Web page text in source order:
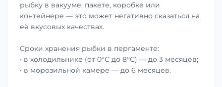
рыбку в вакууме, пакете, коробке или
контейнере — это может негативно сказаться на
её вкусовых качествах.
Сроки хранения рыбки в пергаменте:
• в холодильнике (от 0°С до 8°С) — до 3 месяцев;
• в морозильной камере — до 6 месяцев.